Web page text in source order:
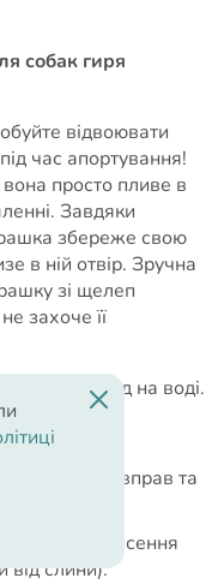
собак гиря
відвоювати
час апортування!
просто пливе в
Завдяки
збереже свою
в ній отвір. Зручна
зі щелеп
захоче її
або пригод на воді.
фізичних вправ та
для перенесення
від слини).